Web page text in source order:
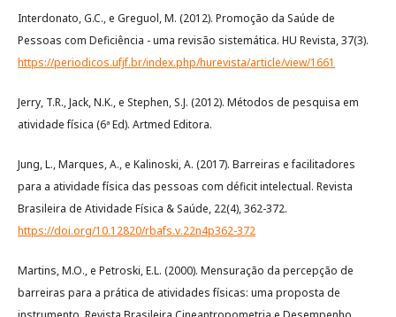
Interdonato, G.C., e Greguol, M. (2012). Promoção da Saúde de
Pessoas com Deficiência - uma revisão sistemática. HU Revista, 37(3).
https://periodicos.ufjf.br/index.php/hurevista/article/view/1661
Jerry, T.R., Jack, N.K., e Stephen, S.J. (2012). Métodos de pesquisa em
atividade física (6ª Ed). Artmed Editora.
Jung, L., Marques, A., e Kalinoski, A. (2017). Barreiras e facilitadores
para a atividade física das pessoas com déficit intelectual. Revista
Brasileira de Atividade Física & Saúde, 22(4), 362-372.
https://doi.org/10.12820/rbafs.v.22n4p362-372
Martins, M.O., e Petroski, E.L. (2000). Mensuração da percepção de
barreiras para a prática de atividades físicas: uma proposta de